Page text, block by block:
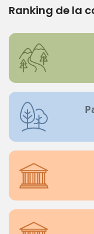
Ranking de la